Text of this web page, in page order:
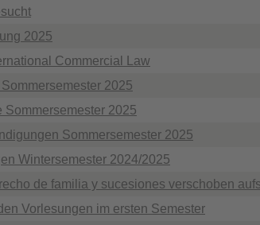
2025
Commercial Law
2025
Sommersemester 2025
Sommersemester 2025
Wintersemester 2024/2025
de familia y sucesiones verschoben
Vorlesungen im ersten Semester